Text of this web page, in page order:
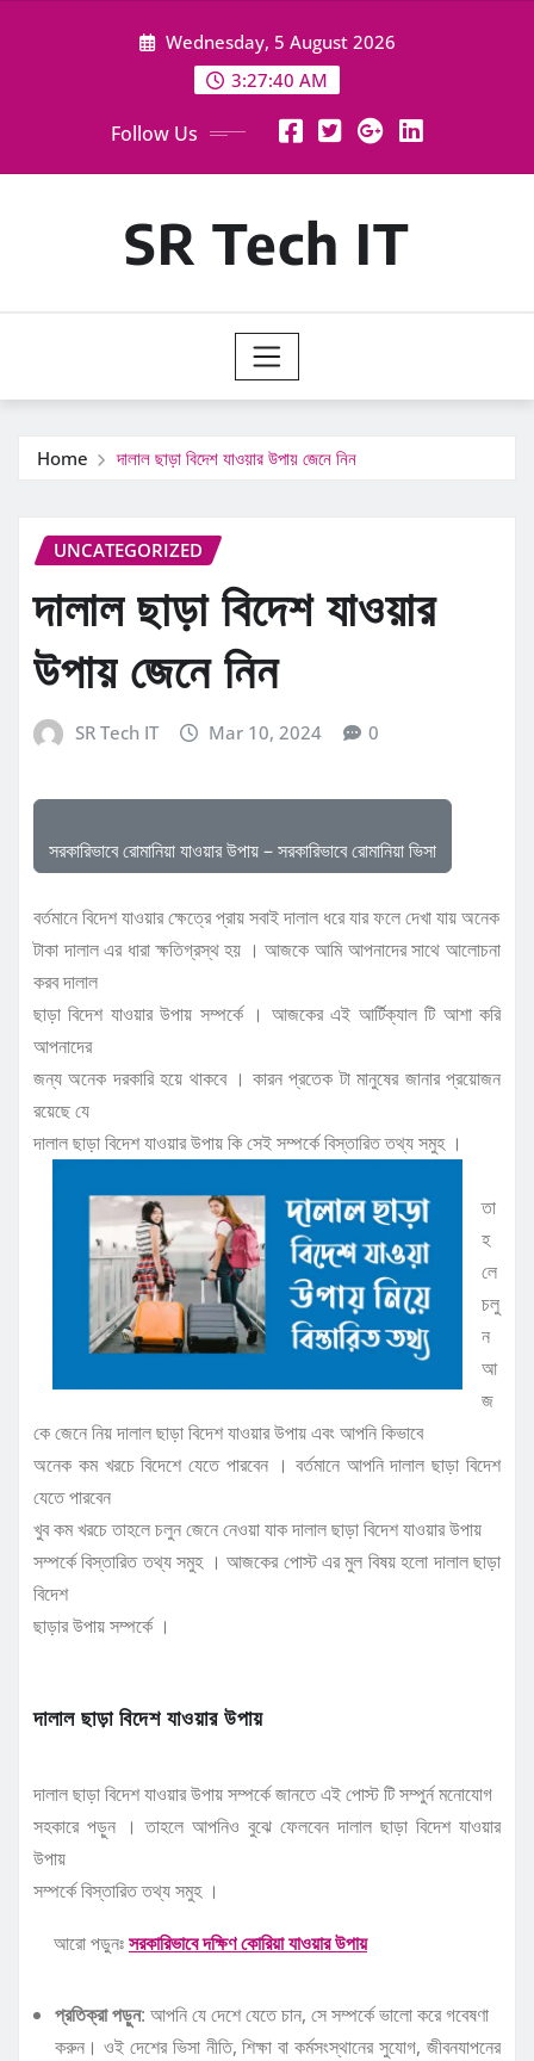
Wednesday, 5 August 2026
3:27:42 AM
Follow Us
SR Tech IT
Home দালাল ছাড়া বিদেশ যাওয়ার উপায় জেনে নিন
UNCATEGORIZED
দালাল ছাড়া বিদেশ যাওয়ার
উপায় জেনে নিন
SR Tech IT Mar 10, 2024 0
সরকারিভাবে রোমানিয়া যাওয়ার উপায় – সরকারিভাবে রোমানিয়া ভিসা
বর্তমানে বিদেশ যাওয়ার ক্ষেত্রে প্রায় সবাই দালাল ধরে যার ফলে দেখা যায় অনেক
টাকা দালাল এর ধারা ক্ষতিগ্রস্থ হয় । আজকে আমি আপনাদের সাথে আলোচনা
করব দালাল
ছাড়া বিদেশ যাওয়ার উপায় সম্পর্কে । আজকের এই আর্টিক্যাল টি আশা করি
আপনাদের
জন্য অনেক দরকারি হয়ে থাকবে । কারন প্রতেক টা মানুষের জানার প্রয়োজন
রয়েছে যে
দালাল ছাড়া বিদেশ যাওয়ার উপায় কি সেই সম্পর্কে বিস্তারিত তথ্য সমুহ ।
তা
হ
লে
চলু
ন
আ
জ
কে জেনে নিয় দালাল ছাড়া বিদেশ যাওয়ার উপায় এবং আপনি কিভাবে
অনেক কম খরচে বিদেশে যেতে পারবেন । বর্তমানে আপনি দালাল ছাড়া বিদেশ
যেতে পারবেন
খুব কম খরচে তাহলে চলুন জেনে নেওয়া যাক দালাল ছাড়া বিদেশ যাওয়ার উপায়
সম্পর্কে বিস্তারিত তথ্য সমুহ । আজকের পোস্ট এর মুল বিষয় হলো দালাল ছাড়া
বিদেশ
ছাড়ার উপায় সম্পর্কে ।
দালাল ছাড়া বিদেশ যাওয়ার উপায়
দালাল ছাড়া বিদেশ যাওয়ার উপায় সম্পর্কে জানতে এই পোস্ট টি সম্পুর্ন মনোযোগ
সহকারে পড়ুন । তাহলে আপনিও বুঝে ফেলবেন দালাল ছাড়া বিদেশ যাওয়ার
উপায়
সম্পর্কে বিস্তারিত তথ্য সমুহ ।
আরো পড়ুনঃসরকারিভাবে দক্ষিণ কোরিয়া যাওয়ার উপায়
প্রতিক্রা পড়ুন: আপনি যে দেশে যেতে চান, সে সম্পর্কে ভালো করে গবেষণা
করুন। ওই দেশের ভিসা নীতি, শিক্ষা বা কর্মসংস্থানের সুযোগ, জীবনযাপনের